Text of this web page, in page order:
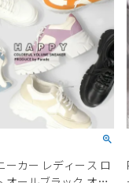
ーカー レディース ロ